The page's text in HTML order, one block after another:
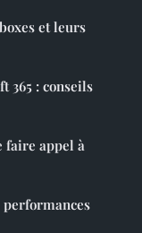
et leurs
365 : conseils
faire appel à